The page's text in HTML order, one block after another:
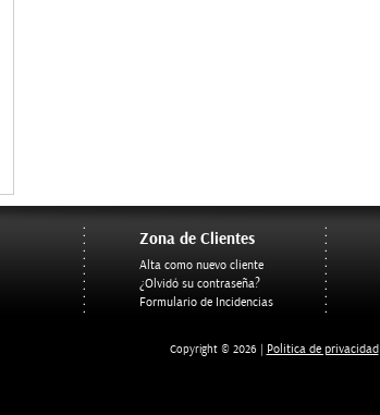
Zona de Clientes
Alta como nuevo cliente
¿Olvidó su contraseña?
Formulario de Incidencias
Copyright © 2026 | Politica de privacidad